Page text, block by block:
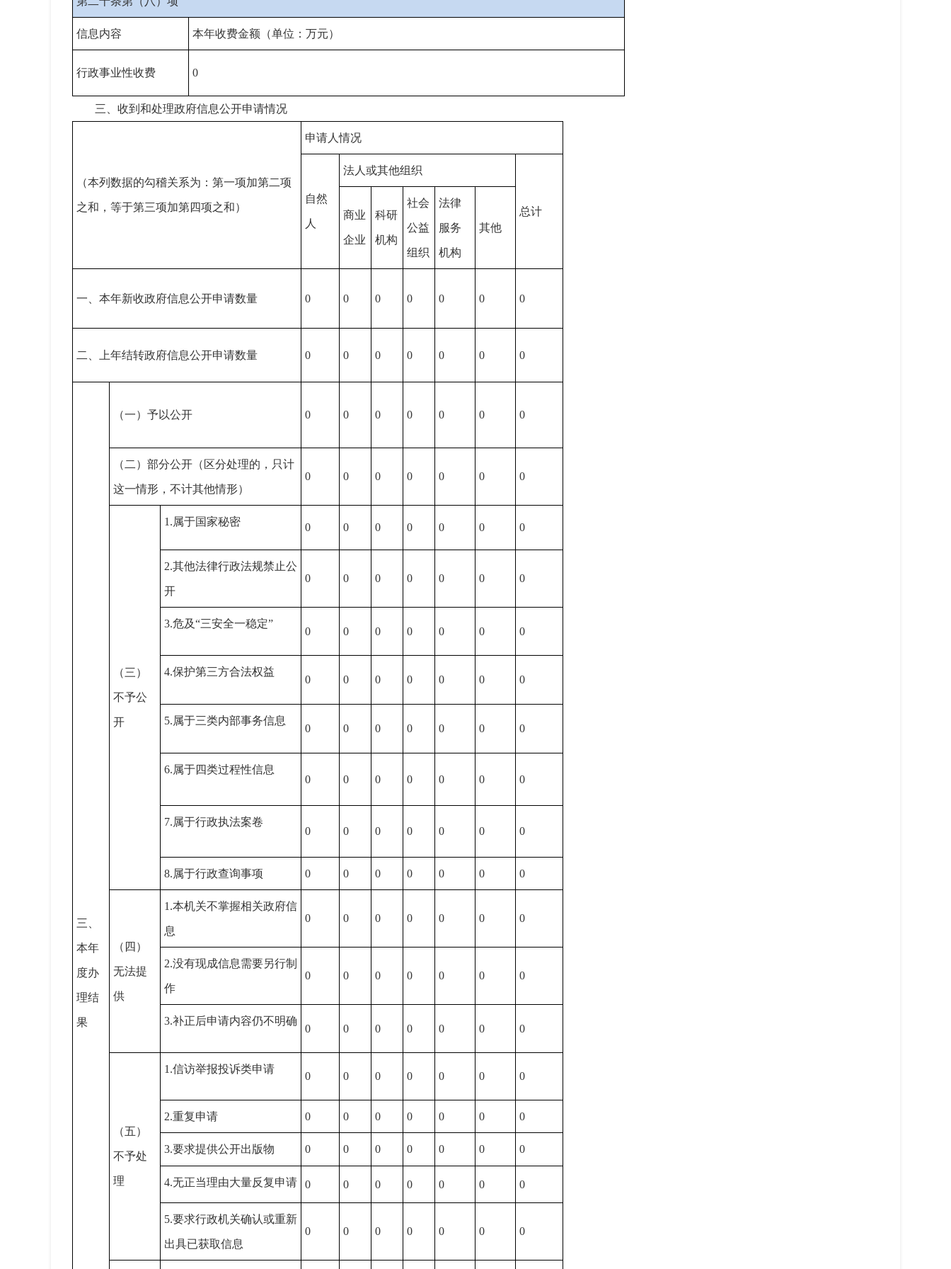
信息内容 本年收费金额（单位：万元）
行政事业性收费 0
三、收到和处理政府信息公开申请情况
（本列数据的勾稽关系为：第一项加第二项
之和，等于第三项加第四项之和）
申请人情况
自然
人
法人或其他组织
总计
商业
企业
科研
机构
社会
公益
组织
法律
服务
机构
其他
一、本年新收政府信息公开申请数量 0 0 0 0 0 0 0
二、上年结转政府信息公开申请数量 0 0 0 0 0 0 0
三、
本年
度办
理结
果
（一）予以公开 0 0 0 0 0 0 0
（二）部分公开（区分处理的，只计
这一情形，不计其他情形）
0 0 0 0 0 0 0
（三）
不予公
开
1.属于国家秘密 0 0 0 0 0 0 0
2.其他法律行政法规禁止公
开
0 0 0 0 0 0 0
3.危及“三安全一稳定”
0 0 0 0 0 0 0
4.保护第三方合法权益
0 0 0 0 0 0 0
5.属于三类内部事务信息
0 0 0 0 0 0 0
6.属于四类过程性信息
0
0 0 0 0 0 0
7.属于行政执法案卷
0 0 0 0 0 0 0
8.属于行政查询事项 0 0 0 0 0 0 0
（四）
无法提
供
1.本机关不掌握相关政府信
息
0 0 0 0 0 0 0
2.没有现成信息需要另行制
作
0 0 0 0 0 0 0
3.补正后申请内容仍不明确
0 0 0 0 0 0 0
（五）
不予处
理
1.信访举报投诉类申请
0 0 0 0 0 0 0
2.重复申请 0 0 0 0 0 0 0
3.要求提供公开出版物 0 0 0 0 0 0 0
4.无正当理由大量反复申请 0 0 0 0 0 0 0
5.要求行政机关确认或重新
出具已获取信息
0 0 0 0 0 0 0